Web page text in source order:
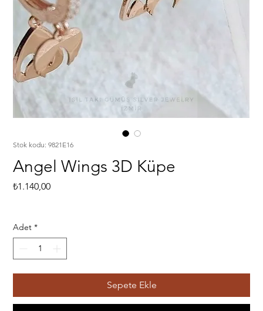
Stok kodu: 9821E16
Angel Wings 3D Küpe
₺1.140,00Fiyat
Adet *
Sepete Ekle